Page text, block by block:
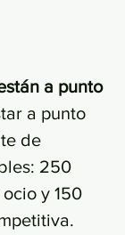
a punto
a punto
de
250
y 150